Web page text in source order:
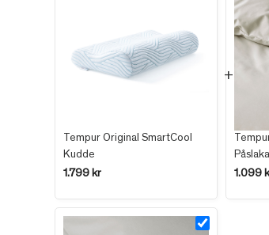
Tempur Original SmartCool
Kudde
1.799 kr
1.099